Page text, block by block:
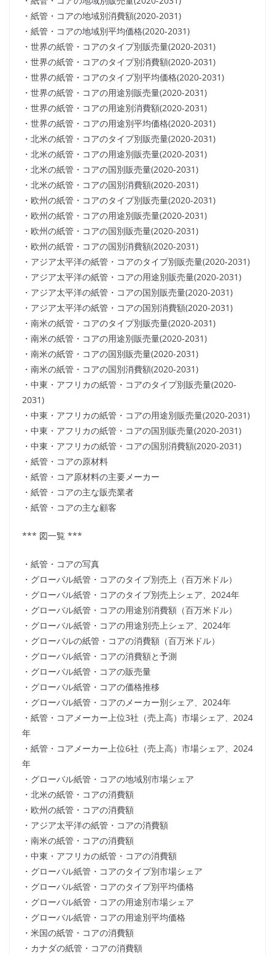
・紙管・コアの地域別消費額(2020-2031)
・紙管・コアの地域別平均価格(2020-2031)
・世界の紙管・コアのタイプ別販売量(2020-2031)
・世界の紙管・コアのタイプ別消費額(2020-2031)
・世界の紙管・コアのタイプ別平均価格(2020-2031)
・世界の紙管・コアの用途別販売量(2020-2031)
・世界の紙管・コアの用途別消費額(2020-2031)
・世界の紙管・コアの用途別平均価格(2020-2031)
・北米の紙管・コアのタイプ別販売量(2020-2031)
・北米の紙管・コアの用途別販売量(2020-2031)
・北米の紙管・コアの国別販売量(2020-2031)
・北米の紙管・コアの国別消費額(2020-2031)
・欧州の紙管・コアのタイプ別販売量(2020-2031)
・欧州の紙管・コアの用途別販売量(2020-2031)
・欧州の紙管・コアの国別販売量(2020-2031)
・欧州の紙管・コアの国別消費額(2020-2031)
・アジア太平洋の紙管・コアのタイプ別販売量(2020-2031)
・アジア太平洋の紙管・コアの用途別販売量(2020-2031)
・アジア太平洋の紙管・コアの国別販売量(2020-2031)
・アジア太平洋の紙管・コアの国別消費額(2020-2031)
・南米の紙管・コアのタイプ別販売量(2020-2031)
・南米の紙管・コアの用途別販売量(2020-2031)
・南米の紙管・コアの国別販売量(2020-2031)
・南米の紙管・コアの国別消費額(2020-2031)
・中東・アフリカの紙管・コアのタイプ別販売量(2020-
2031)
・中東・アフリカの紙管・コアの用途別販売量(2020-2031)
・中東・アフリカの紙管・コアの国別販売量(2020-2031)
・中東・アフリカの紙管・コアの国別消費額(2020-2031)
・紙管・コアの原材料
・紙管・コア原材料の主要メーカー
・紙管・コアの主な販売業者
・紙管・コアの主な顧客
*** 図一覧 ***
・紙管・コアの写真
・グローバル紙管・コアのタイプ別売上（百万米ドル）
・グローバル紙管・コアのタイプ別売上シェア、2024年
・グローバル紙管・コアの用途別消費額（百万米ドル）
・グローバル紙管・コアの用途別売上シェア、2024年
・グローバルの紙管・コアの消費額（百万米ドル）
・グローバル紙管・コアの消費額と予測
・グローバル紙管・コアの販売量
・グローバル紙管・コアの価格推移
・グローバル紙管・コアのメーカー別シェア、2024年
・紙管・コアメーカー上位3社（売上高）市場シェア、2024
年
・紙管・コアメーカー上位6社（売上高）市場シェア、2024
年
・グローバル紙管・コアの地域別市場シェア
・北米の紙管・コアの消費額
・欧州の紙管・コアの消費額
・アジア太平洋の紙管・コアの消費額
・南米の紙管・コアの消費額
・中東・アフリカの紙管・コアの消費額
・グローバル紙管・コアのタイプ別市場シェア
・グローバル紙管・コアのタイプ別平均価格
・グローバル紙管・コアの用途別市場シェア
・グローバル紙管・コアの用途別平均価格
・米国の紙管・コアの消費額
・カナダの紙管・コアの消費額